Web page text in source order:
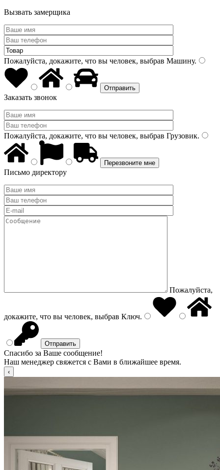
Вызвать замерщика
Пожалуйста, докажите, что вы человек, выбрав Машину.
Заказать звонок
Пожалуйста, докажите, что вы человек, выбрав Грузовик.
Письмо директору
Пожалуйста,
докажите, что вы человек, выбрав Ключ.
Спасибо за Ваше сообщение!
Наш менеджер свяжется с Вами в ближайшее время.